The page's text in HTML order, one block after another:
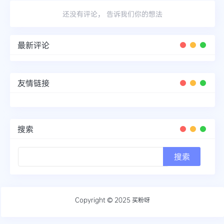
还没有评论， 告诉我们你的想法
最新评论
友情链接
搜索
Copyright © 2025 买粉呀